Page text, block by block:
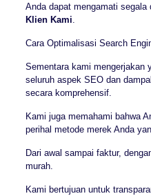
Anda dapat mengamati
Klien Kami
Cara Optimalisasi Search
Sementara kami mengerjakan
seluruh aspek SEO dan
secara komprehensif.
Kami juga memahami bahwa
perihal metode merek Anda
Dari awal sampai faktur,
murah.
Kami bertujuan untuk